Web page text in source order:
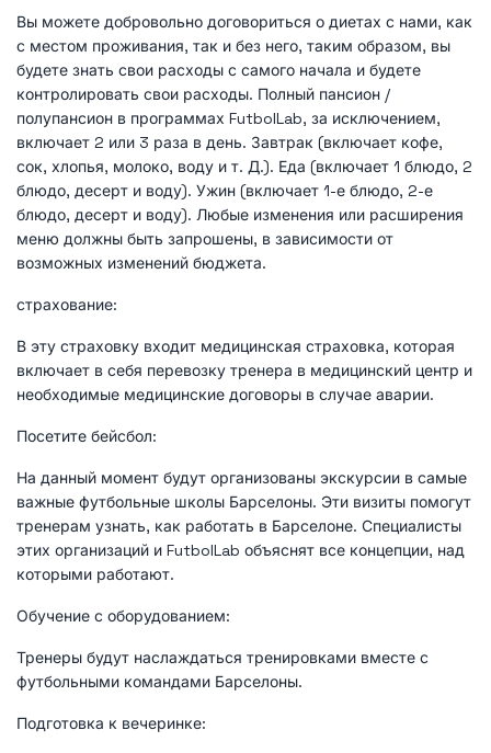
Вы можете добровольно договориться о диетах с нами, как
с местом проживания, так и без него, таким образом, вы
будете знать свои расходы с самого начала и будете
контролировать свои расходы. Полный пансион /
полупансион в программах FutbolLab, за исключением,
включает 2 или 3 раза в день. Завтрак (включает кофе,
сок, хлопья, молоко, воду и т. Д.). Еда (включает 1 блюдо, 2
блюдо, десерт и воду). Ужин (включает 1-е блюдо, 2-е
блюдо, десерт и воду). Любые изменения или расширения
меню должны быть запрошены, в зависимости от
возможных изменений бюджета.
страхование:
В эту страховку входит медицинская страховка, которая
включает в себя перевозку тренера в медицинский центр и
необходимые медицинские договоры в случае аварии.
Посетите бейсбол:
На данный момент будут организованы экскурсии в самые
важные футбольные школы Барселоны. Эти визиты помогут
тренерам узнать, как работать в Барселоне. Специалисты
этих организаций и FutbolLab объяснят все концепции, над
которыми работают.
Обучение с оборудованием:
Тренеры будут наслаждаться тренировками вместе с
футбольными командами Барселоны.
Подготовка к вечеринке: